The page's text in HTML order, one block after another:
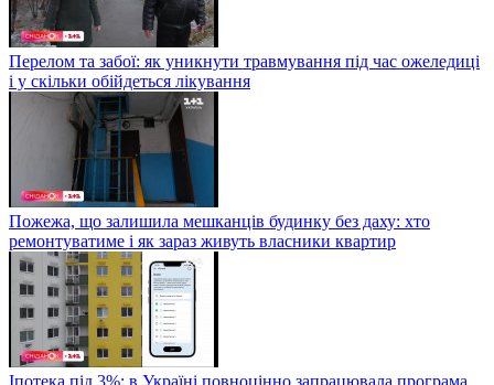
Перелом та забої: як уникнути травмування під час ожеледиці
і у скільки обійдеться лікування
Пожежа, що залишила мешканців будинку без даху: хто
ремонтуватиме і як зараз живуть власники квартир
Іпотека під 3%: в Україні повноцінно запрацювала програма